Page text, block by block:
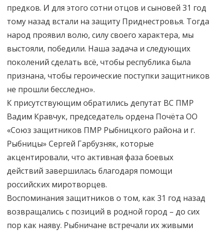
предков. И для этого сотни отцов и сыновей 31 год
тому назад встали на защиту Приднестровья. Тогда
народ проявил волю, силу своего характера, мы
выстояли, победили. Наша задача и следующих
поколений сделать всё, чтобы республика была
признана, чтобы героические поступки защитников
не прошли бесследно».
К присутствующим обратились депутат ВС ПМР
Вадим Кравчук, председатель ордена Почёта ОО
«Союз защитников ПМР Рыбницкого района и г.
Рыбницы» Сергей Гарбузняк, которые
акцентировали, что активная фаза боевых
действий завершилась благодаря помощи
российских миротворцев.
Воспоминания защитников о том, как 31 год назад
возвращались с позиций в родной город – до сих
пор как наяву. Рыбничане встречали их живыми